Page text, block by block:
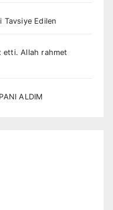
Tavsiye Edilen
etti. Allah rahmet
ALDIM